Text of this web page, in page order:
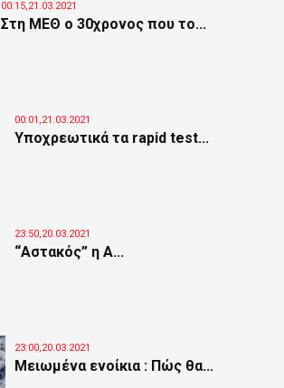
00:15,21.03.2021
Στη ΜΕΘ ο 30χρονος που το...
00:01,21.03.2021
Υποχρεωτικά τα rapid test...
23:50,20.03.2021
“Αστακός” η Α...
23:00,20.03.2021
Μειωμένα ενοίκια : Πώς θα...